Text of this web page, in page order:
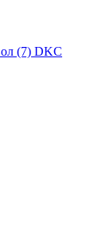
(7) DKC